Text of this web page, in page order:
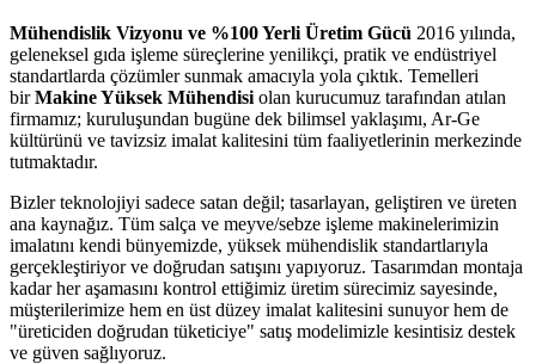
Mühendislik Vizyonu ve %100 Yerli Üretim Gücü 2016 yılında,
geleneksel gıda işleme süreçlerine yenilikçi, pratik ve endüstriyel
standartlarda çözümler sunmak amacıyla yola çıktık. Temelleri
birMakine Yüksek Mühendisi olan kurucumuz tarafından atılan
firmamız; kuruluşundan bugüne dek bilimsel yaklaşımı, Ar-Ge
kültürünü ve tavizsiz imalat kalitesini tüm faaliyetlerinin merkezinde
tutmaktadır.
Bizler teknolojiyi sadece satan değil; tasarlayan, geliştiren ve üreten
ana kaynağız. Tüm salça ve meyve/sebze işleme makinelerimizin
imalatını kendi bünyemizde, yüksek mühendislik standartlarıyla
gerçekleştiriyor ve doğrudan satışını yapıyoruz. Tasarımdan montaja
kadar her aşamasını kontrol ettiğimiz üretim sürecimiz sayesinde,
müşterilerimize hem en üst düzey imalat kalitesini sunuyor hem de
"üreticiden doğrudan tüketiciye" satış modelimizle kesintisiz destek
ve güven sağlıyoruz.